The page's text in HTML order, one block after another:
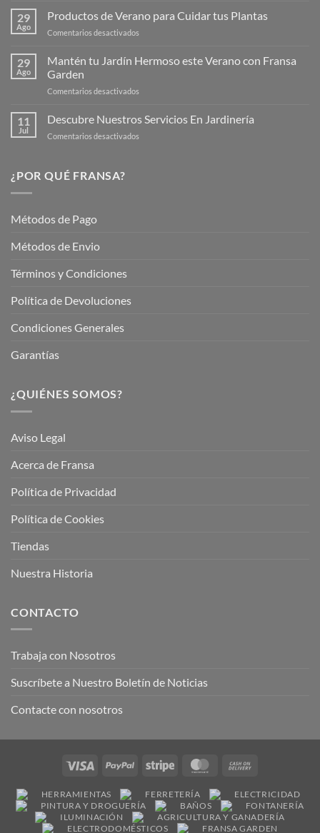
Nueva
de
29
Ago
Productos de Verano para Cuidar tus Plantas
Comentarios desactivados
de
Plantas
29
Ago
Mantén tu Jardín Hermoso este Verano con Fransa
Garden
Comentarios desactivados
tu
11
Jul
Descubre Nuestros Servicios En Jardinería
Comentarios desactivados
¿POR QUÉ FRANSA?
Métodos de Pago
Métodos de Envio
Términos y Condiciones
Política de Devoluciones
Condiciones Generales
Garantías
¿QUIÉNES SOMOS?
Aviso Legal
Acerca de Fransa
Política de Privacidad
Política de Cookies
Tiendas
Nuestra Historia
CONTACTO
Trabaja con Nosotros
Suscríbete a Nuestro Boletín de Noticias
Contacte con nosotros
Visa PayPal Stripe MasterCard
Delivery
HERRAMIENTAS FERRETERÍA
ELECTRICIDAD
PINTURA Y DROGUERÍA
BAÑOS
FONTANERÍA
ILUMINACIÓN
AGRICULTURA Y GANADERÍA
ELECTRODOMÉSTICOS
FRANSA GARDEN